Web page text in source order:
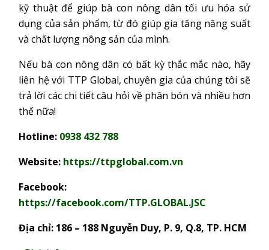
kỹ thuật để giúp bà con nông dân tối ưu hóa sử
dụng của sản phẩm, từ đó giúp gia tăng năng suất
và chất lượng nông sản của mình.
Nếu bà con nông dân có bất kỳ thắc mắc nào, hãy
liên hệ với TTP Global, chuyên gia của chúng tôi sẽ
trả lời các chi tiết câu hỏi về phân bón và nhiều hơn
thế nữa!
Hotline: 0938 432 788
Website: https://ttpglobal.com.vn
Facebook:
https://facebook.com/TTP.GLOBAL.JSC
Địa chỉ: 186 – 188 Nguyễn Duy, P. 9, Q.8, TP. HCM